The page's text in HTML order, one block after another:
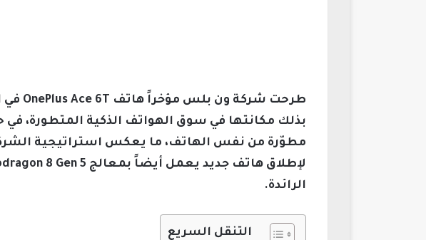
مطوّرة من نفس الهاتف، ما يعكس استراتيجية
الرائدة.
التنقل السريع